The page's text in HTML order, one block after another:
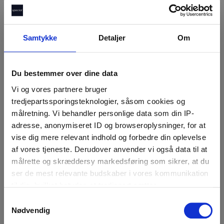
Samtykke Detaljer Om
Du bestemmer over dine data
Vi og vores partnere bruger
tredjepartssporingsteknologier, såsom cookies og
målretning. Vi behandler personlige data som din IP-
adresse, anonymiseret ID og browseroplysninger, for at
vise dig mere relevant indhold og forbedre din oplevelse
af vores tjeneste. Derudover anvender vi også data til at
målrette og skræddersy markedsføring som sikrer, at du
ser de mest relevante budskaber i vores kommunikation
bruge følgende teknologier, fordi vi værner om dit
Nødvendig